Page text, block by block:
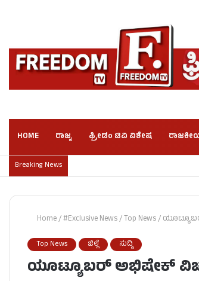
HOME ರಾಜ್ಯ ಫ್ರೀಡಂ ಟಿವಿ ವಿಶೇಷ
Breaking News
Home/#Exclusive News/Top News/
Top News ಜಿಲ್ಲೆ ಸುದ್ದಿ
ಯೂಟ್ಯೂಬರ್‌ ಅಭಿಷೇಕ್‌